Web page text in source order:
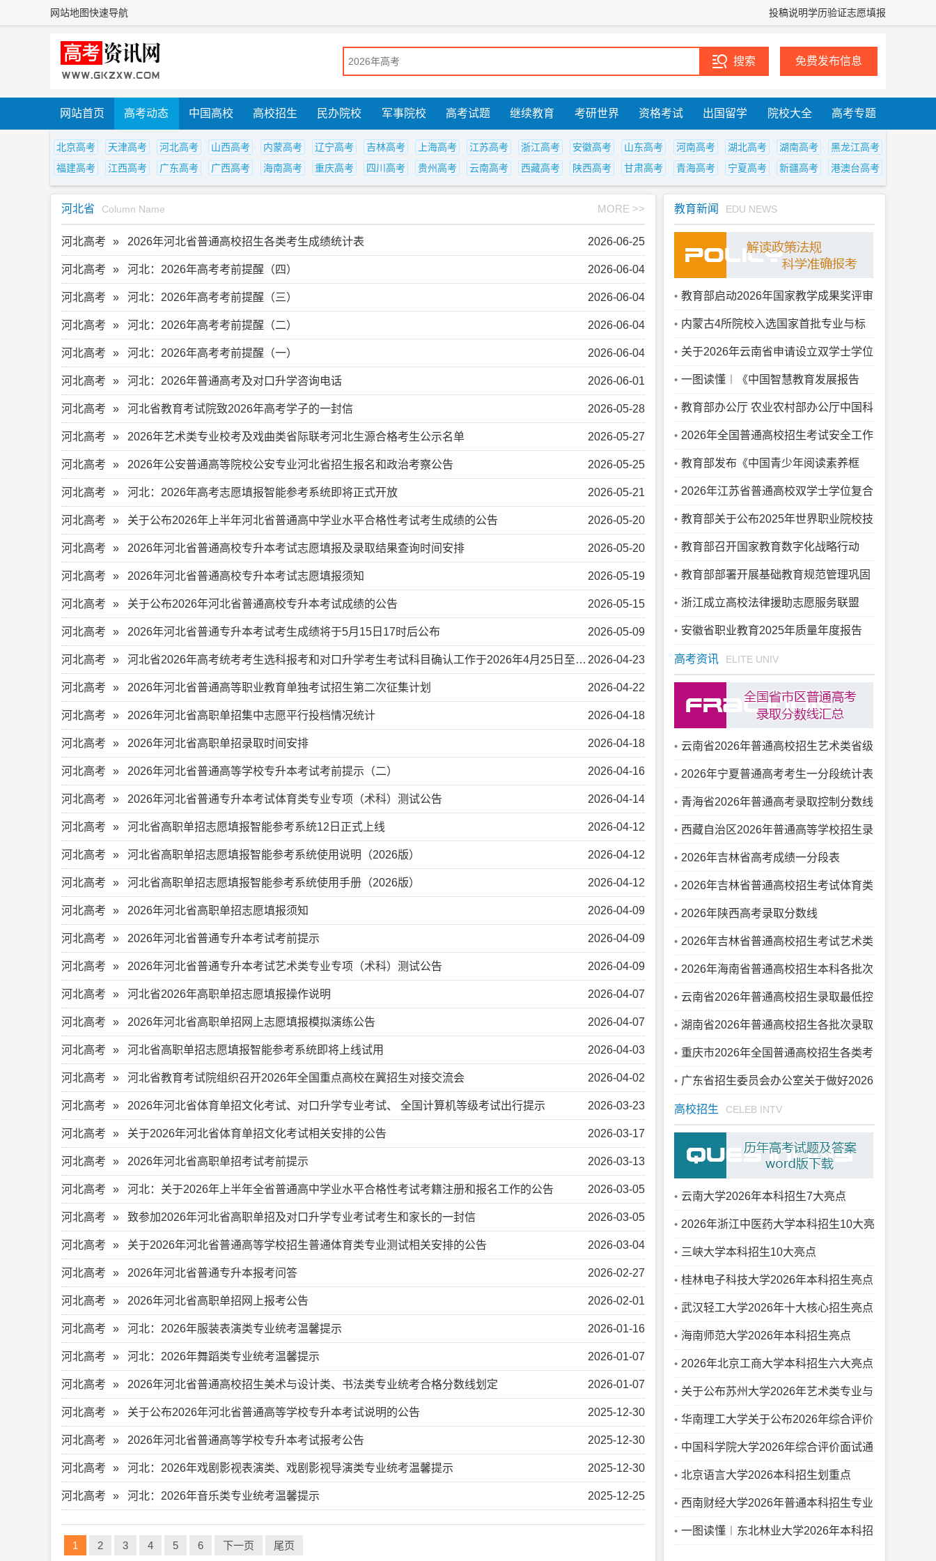
网站地图快速导航 投稿说明学历验证志愿填报
免费发布信息
网站首页 高考动态 中国高校 高校招生 民办院校 军事院校 高考试题 继续教育 考研世界 资格考试 出国留学 院校大全 高考专题
北京高考 天津高考 河北高考 山西高考 内蒙高考 辽宁高考 吉林高考 上海高考 江苏高考 浙江高考 安徽高考 山东高考 河南高考 湖北高考 湖南高考
黑龙江高考
福建高考
江西高考 广东高考 广西高考 海南高考 重庆高考 四川高考 贵州高考 云南高考 西藏高考 陕西高考 甘肃高考 青海高考 宁夏高考 新疆高考 港澳台高考
河北省 Column Name MORE >>
河北高考 2026年河北省普通高校招生各类考生成绩统计表 2026-06-25
河北高考 河北：2026年高考考前提醒（四） 2026-06-04
河北高考 河北：2026年高考考前提醒（三） 2026-06-04
河北高考 河北：2026年高考考前提醒（二） 2026-06-04
河北高考 河北：2026年高考考前提醒（一） 2026-06-04
河北高考 河北：2026年普通高考及对口升学咨询电话 2026-06-01
河北高考 河北省教育考试院致2026年高考学子的一封信 2026-05-28
河北高考 2026年艺术类专业校考及戏曲类省际联考河北生源合格考生公示名单 2026-05-27
河北高考 2026年公安普通高等院校公安专业河北省招生报名和政治考察公告 2026-05-25
河北高考 河北：2026年高考志愿填报智能参考系统即将正式开放 2026-05-21
河北高考 关于公布2026年上半年河北省普通高中学业水平合格性考试考生成绩的公告 2026-05-20
河北高考 2026年河北省普通高校专升本考试志愿填报及录取结果查询时间安排 2026-05-20
河北高考 2026年河北省普通高校专升本考试志愿填报须知 2026-05-19
河北高考 关于公布2026年河北省普通高校专升本考试成绩的公告 2026-05-15
河北高考 2026年河北省普通专升本考试考生成绩将于5月15日17时后公布 2026-05-09
河北高考 河北省2026年高考统考考生选科报考和对口升学考生考试科目确认工作于2026年4月25日至28日进行 2026-04-23
河北高考 2026年河北省普通高等职业教育单独考试招生第二次征集计划 2026-04-22
河北高考 2026年河北省高职单招集中志愿平行投档情况统计 2026-04-18
河北高考 2026年河北省高职单招录取时间安排 2026-04-18
河北高考 2026年河北省普通高等学校专升本考试考前提示（二） 2026-04-16
河北高考 2026年河北省普通专升本考试体育类专业专项（术科）测试公告 2026-04-14
河北高考 河北省高职单招志愿填报智能参考系统12日正式上线 2026-04-12
河北高考 河北省高职单招志愿填报智能参考系统使用说明（2026版） 2026-04-12
河北高考 河北省高职单招志愿填报智能参考系统使用手册（2026版） 2026-04-12
河北高考 2026年河北省高职单招志愿填报须知 2026-04-09
河北高考 2026年河北省普通专升本考试考前提示 2026-04-09
河北高考 2026年河北省普通专升本考试艺术类专业专项（术科）测试公告 2026-04-09
河北高考 河北省2026年高职单招志愿填报操作说明 2026-04-07
河北高考 2026年河北省高职单招网上志愿填报模拟演练公告 2026-04-07
河北高考 河北省高职单招志愿填报智能参考系统即将上线试用 2026-04-03
河北高考 河北省教育考试院组织召开2026年全国重点高校在冀招生对接交流会 2026-04-02
河北高考 2026年河北省体育单招文化考试、对口升学专业考试、 全国计算机等级考试出行提示 2026-03-23
河北高考 关于2026年河北省体育单招文化考试相关安排的公告 2026-03-17
河北高考 2026年河北省高职单招考试考前提示 2026-03-13
河北高考 河北：关于2026年上半年全省普通高中学业水平合格性考试考籍注册和报名工作的公告 2026-03-05
河北高考 致参加2026年河北省高职单招及对口升学专业考试考生和家长的一封信 2026-03-05
河北高考 关于2026年河北省普通高等学校招生普通体育类专业测试相关安排的公告 2026-03-04
河北高考 2026年河北省普通专升本报考问答 2026-02-27
河北高考 2026年河北省高职单招网上报考公告 2026-02-01
河北高考 河北：2026年服装表演类专业统考温馨提示 2026-01-16
河北高考 河北：2026年舞蹈类专业统考温馨提示 2026-01-07
河北高考 2026年河北省普通高校招生美术与设计类、书法类专业统考合格分数线划定 2026-01-07
河北高考 关于公布2026年河北省普通高等学校专升本考试说明的公告 2025-12-30
河北高考 2026年河北省普通高等学校专升本考试报考公告 2025-12-30
河北高考 河北：2026年戏剧影视表演类、戏剧影视导演类专业统考温馨提示 2025-12-30
河北高考 河北：2026年音乐类专业统考温馨提示 2025-12-25
1 2 3 4 5 6 下一页 尾页
教育新闻 EDU NEWS
教育部启动2026年国家教学成果奖评审
工作
内蒙古4所院校入选国家首批专业与标
准化教育融合试点
关于2026年云南省申请设立双学士学位
复合型人才培养项目的公示
一图读懂︱《中国智慧教育发展报告
（2025-2026）》
教育部办公厅 农业农村部办公厅中国科
协办公厅关于公布通过2025年质量监测
的农业专业学位研究生培养单位和科技小
院名单的通知
2026年全国普通高校招生考试安全工作
视频会议召开
教育部发布《中国青少年阅读素养框
架》教育行业标准
2026年江苏省普通高校双学士学位复合
型人才培养项目和联合学士学位培养项目
公示
教育部关于公布2025年世界职业院校技
能大赛获奖名单的通知
教育部召开国家教育数字化战略行动
2026年部署会，全面深入推动“人工智能
+教育”
教育部部署开展基础教育规范管理巩固
年行动
浙江成立高校法律援助志愿服务联盟
安徽省职业教育2025年质量年度报告
高考资讯 ELITE UNIV
云南省2026年普通高校招生艺术类省级
统考专业成绩录取最低控制分数线
2026年宁夏普通高考考生一分段统计表
青海省2026年普通高考录取控制分数线
西藏自治区2026年普通高等学校招生录
取最低控制分数线
2026年吉林省高考成绩一分段表
2026年吉林省普通高校招生考试体育类
综合成绩一分段表
2026年陕西高考录取分数线
2026年吉林省普通高校招生考试艺术类
综合成绩一分段表
2026年海南省普通高校招生本科各批次
录取最低控制分数线公告
云南省2026年普通高校招生录取最低控
制分数线
湖南省2026年普通高校招生各批次录取
控制分数线公布
重庆市2026年全国普通高校招生各类考
生分数段表
广东省招生委员会办公室关于做好2026
年普通高校招生志愿填报工作的通知
高校招生 CELEB INTV
云南大学2026年本科招生7大亮点
2026年浙江中医药大学本科招生10大亮
点！
三峡大学本科招生10大亮点
桂林电子科技大学2026年本科招生亮点
武汉轻工大学2026年十大核心招生亮点
海南师范大学2026年本科招生亮点
2026年北京工商大学本科招生六大亮点
关于公布苏州大学2026年艺术类专业与
省统考子科类对照关系的通知
华南理工大学关于公布2026年综合评价
学校考核安排的通知
中国科学院大学2026年综合评价面试通
知（江苏省）
北京语言大学2026本科招生划重点
西南财经大学2026年普通本科招生专业
（类）一览表
一图读懂︱东北林业大学2026年本科招